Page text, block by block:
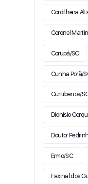
Cordilheira
Coronel
Corupá/SC
Cunha Porã/
Curitibanos/
Dionísio
Doutor
Ermo/SC
Faxinal dos